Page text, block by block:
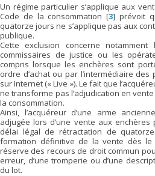
Un régime particulier s’applique aux
Code de la consommation [3] prévoit
quatorze jours ne s’applique pas aux
publique.
Cette exclusion concerne
commissaires de justice ou les
compris lorsque les enchères sont
ordre d’achat ou par l’intermédiaire
sur Internet (« Live »). Le fait que
ne transforme pas l’adjudication en
la consommation.
Ainsi, l’acquéreur d’une arme
adjugée lors d’une vente aux
délai légal de rétractation de quatorze
formation définitive de la vente dès le
réserve des recours de droit commun
erreur, d’une tromperie ou d’une
du lot.